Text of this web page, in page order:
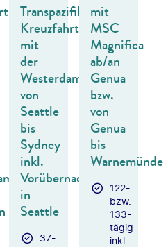
Transpazifik-
Kreuzfahrt
mit
der
Westerdam
von
Seattle
bis
Sydney
inkl.
Vorübernachtung
in
Seattle
37-
mit
MSC
Magnifica
ab/an
Genua
bzw.
von
Genua
bis
Warnemünde
122-
bzw.
133-
tägig
inkl.